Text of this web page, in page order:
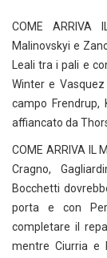
COME ARRIVA
Malinovskyi e
Leali tra i pali e
Winter e
campo Frendrup,
affiancato da
COME ARRIVA IL
Cragno,
Bocchetti
porta e con
completare il
mentre Ciurria e